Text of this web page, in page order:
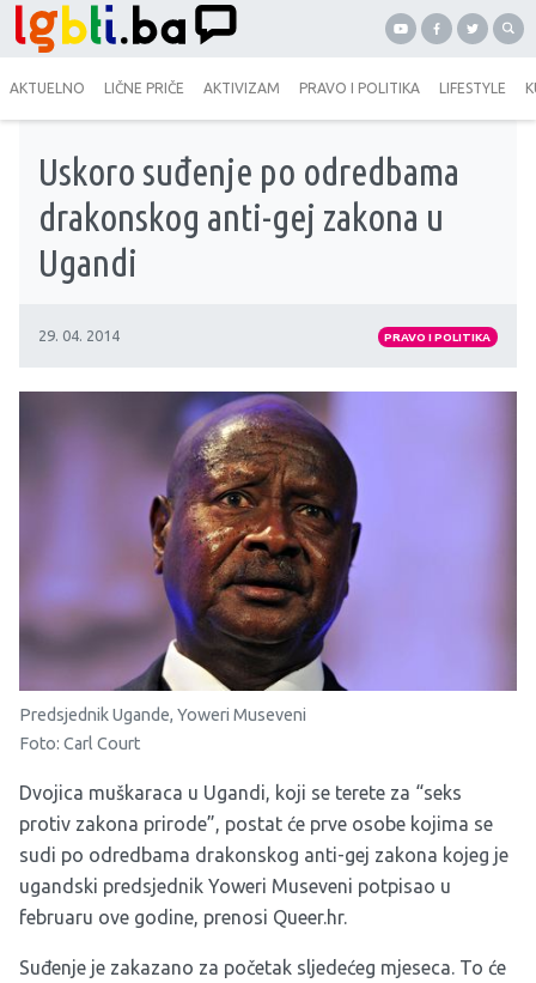
AKTUELNO LIČNE PRIČE AKTIVIZAM PRAVO I POLITIKA LIFESTYLE
Uskoro suđenje po odredbama
drakonskog anti-gej zakona u
Ugandi
29. 04. 2014 PRAVO I POLITIKA
Predsjednik Ugande, Yoweri Museveni
Foto: Carl Court
Dvojica muškaraca u Ugandi, koji se terete za “seks
protiv zakona prirode”, postat će prve osobe kojima se
sudi po odredbama drakonskog anti-gej zakona kojeg je
ugandski predsjednik Yoweri Museveni potpisao u
februaru ove godine, prenosi Queer.hr.
Suđenje je zakazano za početak sljedećeg mjeseca. To će